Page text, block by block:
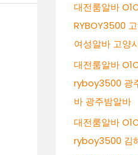
대전룸알바
RYBOY3500
여성알바 고양
대전룸알바
ryboy3500 광
바 광주밤알바
대전룸알바
ryboy3500 김